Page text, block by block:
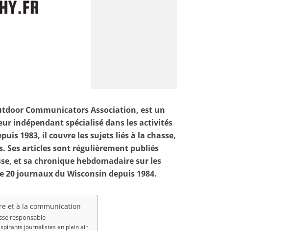
Communicators Association, est un
indépendant spécialisé dans les activités
1983, il couvre les sujets liés à la chasse,
Ses articles sont régulièrement publiés
et sa chronique hebdomadaire sur les
journaux du Wisconsin depuis 1984.
et à la communication
responsable
journalistes en plein air